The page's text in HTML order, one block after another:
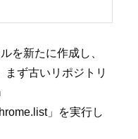
を新たに作成し、
ず古いリポジトリ
」を実行し